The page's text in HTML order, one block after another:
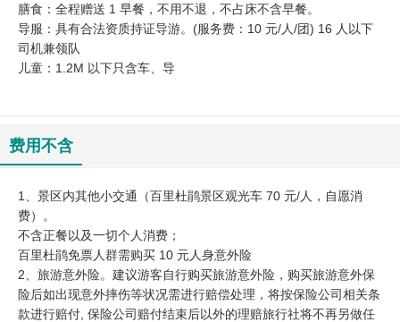
膳食：全程赠送 1 早餐，不用不退，不占床不含早餐。
导服：具有合法资质持证导游。(服务费：10 元/人/团) 16 人以下
司机兼领队
儿童：1.2M 以下只含车、导
费用不含
1、景区内其他小交通（百里杜鹃景区观光车 70 元/人，自愿消
费）。
不含正餐以及一切个人消费；
百里杜鹃免票人群需购买 10 元人身意外险
2、旅游意外险。建议游客自行购买旅游意外险，购买旅游意外保
险后如出现意外摔伤等状况需进行赔偿处理，将按保险公司相关条
款进行赔付, 保险公司赔付结束后以外的理赔旅行社将不再另做任